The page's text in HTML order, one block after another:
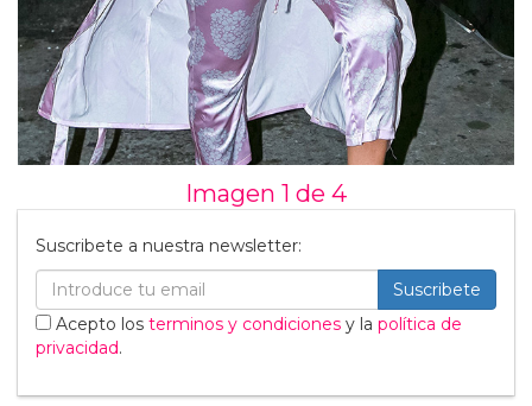
Imagen 1 de 4
Suscribete a nuestra newsletter:
Suscribete
Acepto los terminos y condiciones y la política de
privacidad.